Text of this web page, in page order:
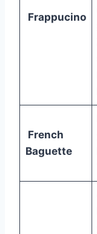
Frappucino
French
Baguette